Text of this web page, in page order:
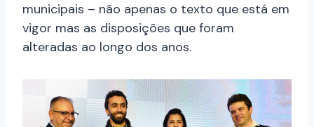
municipais – não apenas o texto que está em
vigor mas as disposições que foram
alteradas ao longo dos anos.